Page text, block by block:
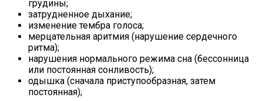
грудины;
затрудненное дыхание;
изменение тембра голоса;
мерцательная аритмия (нарушение сердечного
ритма);
нарушения нормального режима сна (бессонница
или постоянная сонливость);
одышка (сначала приступообразная, затем
постоянная);